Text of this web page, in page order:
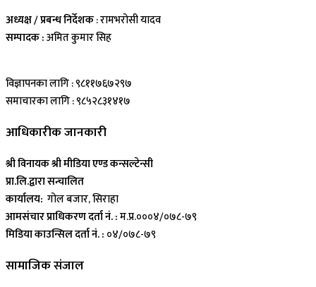
अध्यक्ष / प्रबन्ध निर्देशक: रामभरोसी यादव
सम्पादक :अमित कुमार सिह
विज्ञापनका लागि : ९८११७६७२९७
समाचारका लागि : ९८५२८३१४१७
आधिकारीक जानकारी
श्री विनायक श्री मीडिया एण्ड कन्सल्टेन्सी
प्रा.लि.द्वारा सन्चालित
कार्यालय: गोल बजार, सिराहा
आमसंचार प्राधिकरण दर्ता नं. :म.प्र.०००४/०७८-७९
मिडिया काउन्सिल दर्ता नं. : ०४/०७८-७९
सामाजिक संजाल